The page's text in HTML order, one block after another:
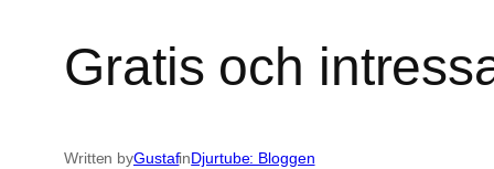
Gratis och
Written byGustafinDjurtube: Bloggen